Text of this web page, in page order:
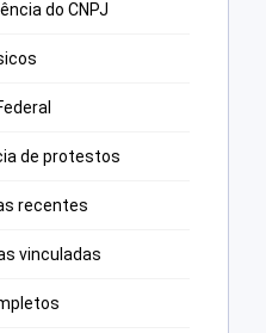
do CNPJ
de protestos
recentes
vinculadas